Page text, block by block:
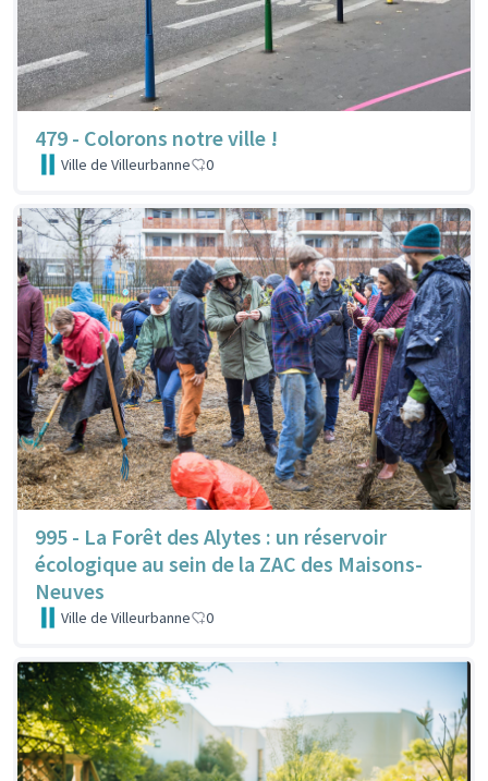
479 - Colorons notre ville !
Ville de Villeurbanne 0
995 - La Forêt des Alytes : un réservoir
écologique au sein de la ZAC des Maisons-
Neuves
Ville de Villeurbanne 0